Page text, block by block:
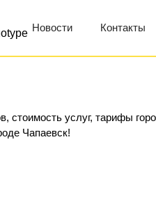
Новости Контакты
стоимость услуг, тарифы
Чапаевск!